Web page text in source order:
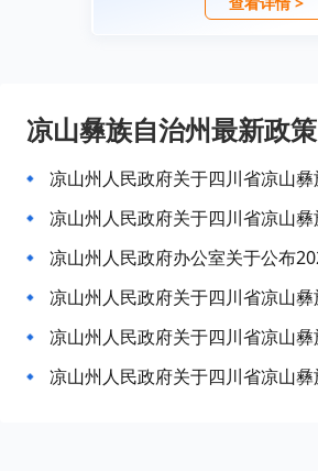
凉山彝族自治州最新政策